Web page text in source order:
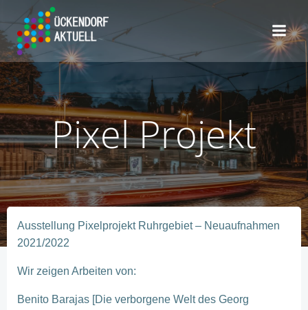
Pixel Projekt
Ausstellung Pixelprojekt Ruhrgebiet – Neuaufnahmen
2021/2022
Wir zeigen Arbeiten von:
Benito Barajas [Die verborgene Welt des Georg